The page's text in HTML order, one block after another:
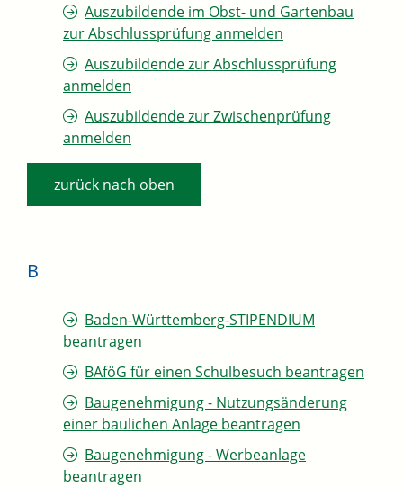
Auszubildende im Obst- und Gartenbau
zur Abschlussprüfung anmelden
Auszubildende zur Abschlussprüfung
anmelden
Auszubildende zur Zwischenprüfung
anmelden
zurück nach oben
B
Baden-Württemberg-STIPENDIUM
beantragen
BAföG für einen Schulbesuch beantragen
Baugenehmigung - Nutzungsänderung
einer baulichen Anlage beantragen
Baugenehmigung - Werbeanlage
beantragen